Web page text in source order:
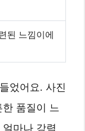
된 느낌이에
었어요. 사진
품질이 느
마나 강력